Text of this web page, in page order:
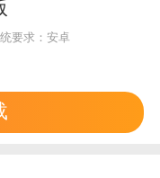
要求：安卓